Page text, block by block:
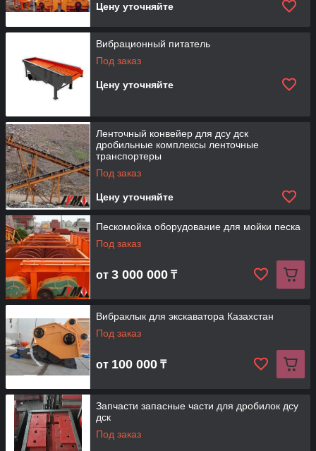
Цену уточняйте
Вибрационный питатель
Под заказ
Цену уточняйте
Ленточный конвейер для дсу дск
дробильные комплексы ленточные
транспортеры
Под заказ
Цену уточняйте
Пескомойка оборудование для мойки песка
Под заказ
от 3 000 000 ₸
Вибраклык для экскаватора Казахстан
Под заказ
от 100 000 ₸
Запчасти запасные части для дробилок дсу
дск
Под заказ